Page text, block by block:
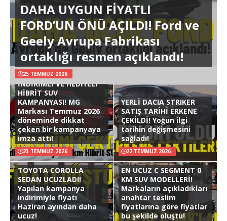
DAHA UYGUN FİYATLI
FORD’UN ÖNÜ AÇILDI! Ford ve
Geely Avrupa Fabrikası
ortaklığı resmen açıklandı!
25 TEMMUZ 2026
İNDİRİMLİ VE HEDİYELİ
HİBRİT SUV
KAMPANYASI! MG
Markası Temmuz 2026
döneminde dikkat
çeken bir kampanyaya
imza attı!
23 TEMMUZ 2026
YERLİ DACIA STRIKER
SATIŞ TARİHİ ERKENE
ÇEKİLDİ! Yoğun ilgi
tarihin değişmesini
sağladı!
22 TEMMUZ 2026
TOYOTA COROLLA
SEDAN UCUZLADI!
Yapılan kampanya
indirimiyle fiyatı
Haziran ayından daha
ucuz!
EN UCUZ C SEGMENT 0
KM SUV MODELLERİ!
Markaların açıkladıkları
anahtar teslim
fiyatlarına göre fiyatlar
bu şekilde oluştu!